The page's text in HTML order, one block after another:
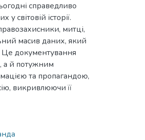
справедливо
світовій історії.
митці,
масив даних, який
Це документування
а й потужним
та пропагандою,
викривлюючи її